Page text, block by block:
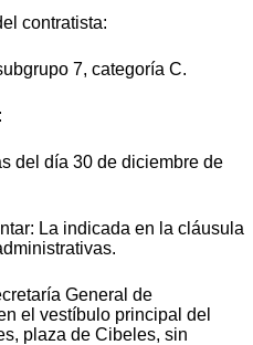
contratista:
7, categoría C.
del día 30 de diciembre de
La indicada en la cláusula
General de
el vestíbulo principal del
plaza de Cibeles, sin